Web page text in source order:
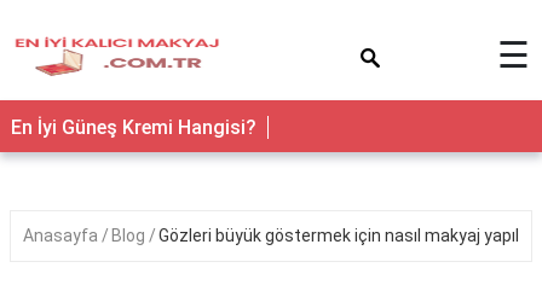
☰
En İyi Güneş Kremi Hangisi?
Anasayfa Blog Gözleri büyük göstermek için nasıl makyaj